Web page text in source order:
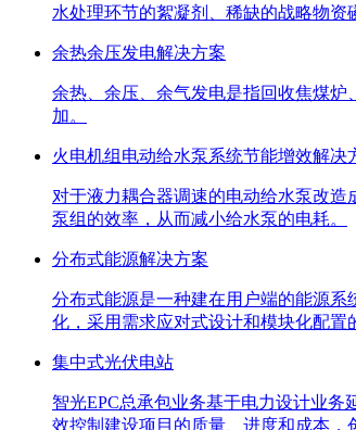
水处理环节的絮凝剂、稀缺的战略物资
余热余压发电解决方案
余热、余压、余气发电是指回收焦煤
加。
火电机组电动给水泵系统节能增效解决
对于液力耦合器调速的电动给水泵改
泵组的效率，从而减小给水泵的电耗。
分布式能源解决方案
分布式能源是一种建在用户端的能源
化，采用需求应对式设计和模块化配置
集中式光伏电站
智光EPC总承包业务基于电力设计业
效控制建设项目的质量、进度和成本